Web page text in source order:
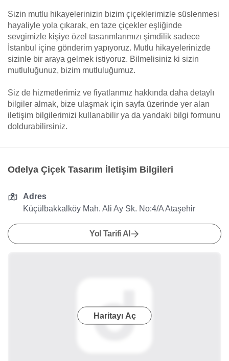
Sizin mutlu hikayelerinizin bizim çiçeklerimizle süslenmesi
hayaliyle yola çıkarak, en taze çiçekler eşliğinde
sevgimizle kişiye özel tasarımlarımızı şimdilik sadece
İstanbul içine gönderim yapıyoruz. Mutlu hikayelerinizde
sizinle bir araya gelmek istiyoruz. Bilmelisiniz ki sizin
mutluluğunuz, bizim mutluluğumuz.
Siz de hizmetlerimiz ve fiyatlarımız hakkında daha detaylı
bilgiler almak, bize ulaşmak için sayfa üzerinde yer alan
iletişim bilgilerimizi kullanabilir ya da yandaki bilgi formunu
doldurabilirsiniz.
Odelya Çiçek Tasarım İletişim Bilgileri
Adres
Küçülbakkalköy Mah. Ali Ay Sk. No:4/A Ataşehir
Yol Tarifi Al
Haritayı Aç